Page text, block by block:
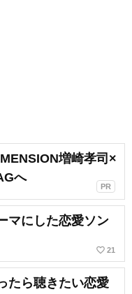
増崎孝司×
へ
PR
マにした恋愛ソン
favorite_border 21
たら聴きたい恋愛